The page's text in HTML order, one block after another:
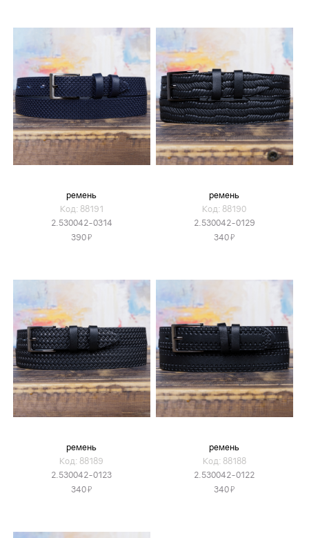
ремень
Код: 88191
2.530042-0314
390Я
ремень
Код: 88190
2.530042-0129
340Я
ремень
Код: 88189
2.530042-0123
340Я
ремень
Код: 88188
2.530042-0122
340Я